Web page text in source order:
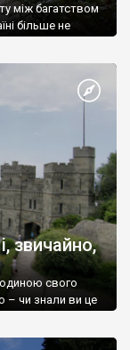
між багатством
більше не
звичайно,
свого
– чи знали ви це